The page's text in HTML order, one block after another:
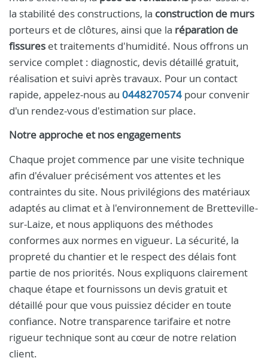
la stabilité des constructions, la construction de murs
porteurs et de clôtures, ainsi que la réparation de
fissures et traitements d'humidité. Nous offrons un
service complet : diagnostic, devis détaillé gratuit,
réalisation et suivi après travaux. Pour un contact
rapide, appelez-nous au 0448270574 pour convenir
d'un rendez-vous d'estimation sur place.
Notre approche et nos engagements
Chaque projet commence par une visite technique
afin d'évaluer précisément vos attentes et les
contraintes du site. Nous privilégions des matériaux
adaptés au climat et à l'environnement de Bretteville-
sur-Laize, et nous appliquons des méthodes
conformes aux normes en vigueur. La sécurité, la
propreté du chantier et le respect des délais font
partie de nos priorités. Nous expliquons clairement
chaque étape et fournissons un devis gratuit et
détaillé pour que vous puissiez décider en toute
confiance. Notre transparence tarifaire et notre
rigueur technique sont au cœur de notre relation
client.